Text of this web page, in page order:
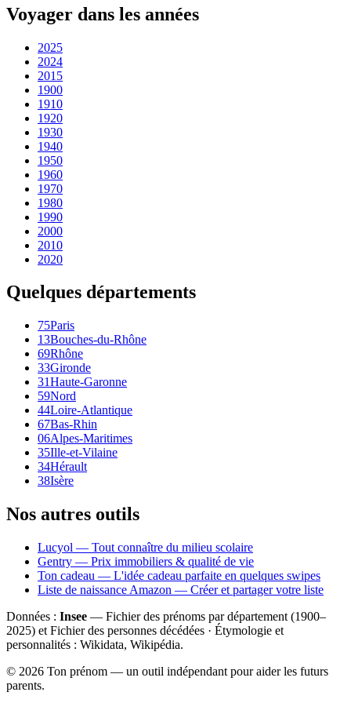
Voyager dans les années
2025
2024
2015
1900
1910
1920
1930
1940
1950
1960
1970
1980
1990
2000
2010
2020
Quelques départements
75Paris
13Bouches-du-Rhône
69Rhône
33Gironde
31Haute-Garonne
59Nord
44Loire-Atlantique
67Bas-Rhin
06Alpes-Maritimes
35Ille-et-Vilaine
34Hérault
38Isère
Nos autres outils
Lucyol — Tout connaître du milieu scolaire
Gentry — Prix immobiliers & qualité de vie
Ton cadeau — L'idée cadeau parfaite en quelques swipes
Liste de naissance Amazon — Créer et partager votre liste
Données : Insee — Fichier des prénoms par département (1900–
2025) et Fichier des personnes décédées · Étymologie et
personnalités : Wikidata, Wikipédia.
© 2026 Ton prénom — un outil indépendant pour aider les futurs
parents.